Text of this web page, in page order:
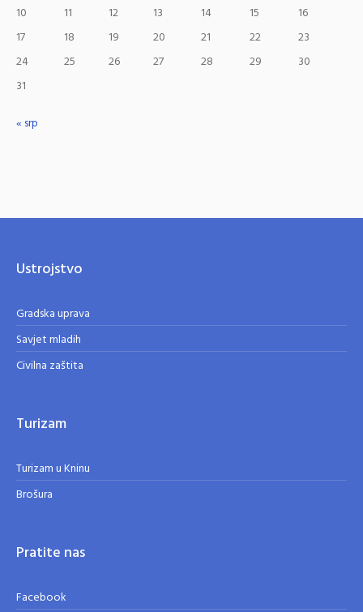
10
11 12 13 14 15
16
17
18 19 20 21 22
23
24
25 26 27 28 29
30
31
« srp
Ustrojstvo
Gradska uprava
Savjet mladih
Civilna zaštita
Turizam
Turizam u Kninu
Brošura
Pratite nas
Facebook